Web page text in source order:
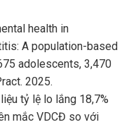
health in
A population-based
adolescents, 3,470
2025.
tỷ lệ lo lắng 18,7%
mắc VDCĐ so với